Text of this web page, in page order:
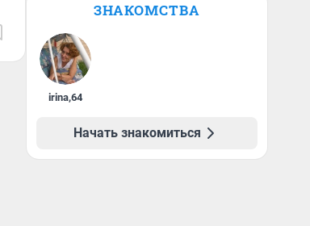
ЗНАКОМСТВА
irina,64
Начать знакомиться